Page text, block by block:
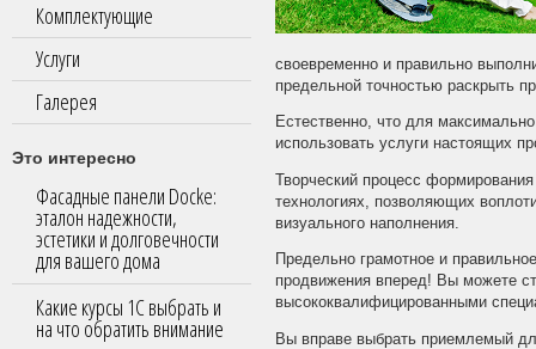
Комплектующие
Услуги
Галерея
Это интересно
Фасадные панели Docke:
эталон надежности,
эстетики и долговечности
для вашего дома
Какие курсы 1С выбрать и
на что обратить внимание
своевременно и правильно
предельной точностью раскрыть
Естественно, что для
использовать услуги настоящих
Творческий процесс
технологиях, позволяющих
визуального наполнения.
Предельно грамотное и
продвижения вперед! Вы можете
высококвалифицированными
Вы вправе выбрать приемлемый